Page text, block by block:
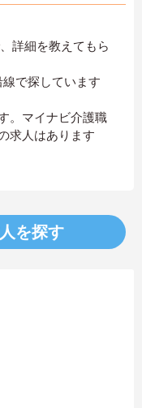
詳細を教えてもら
線で探しています
。マイナビ介護職
求人はあります
を探す